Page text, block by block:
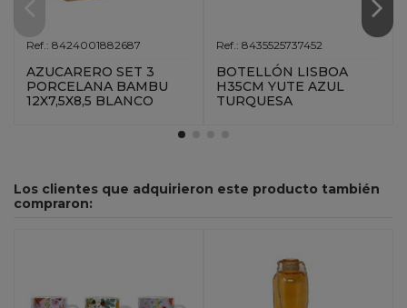
Ref.: 8424001882687
AZUCARERO SET 3
PORCELANA BAMBU
12X7,5X8,5 BLANCO
Ref.: 8435525737452
BOTELLÓN LISBOA
H35CM YUTE AZUL
TURQUESA
Los clientes que adquirieron este producto también
compraron: